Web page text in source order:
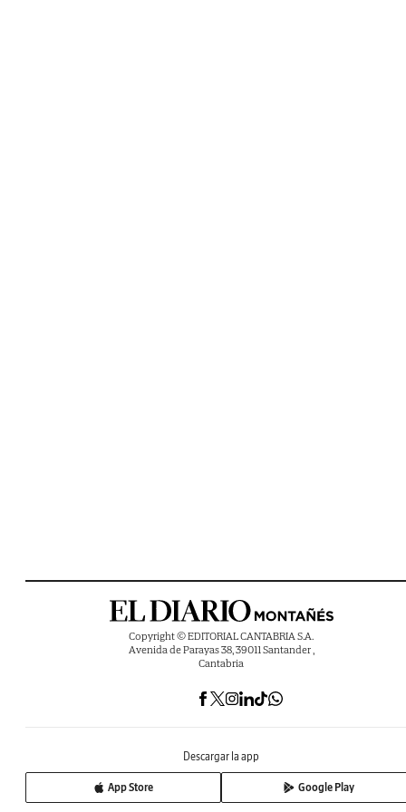
Copyright © EDITORIAL CANTABRIA S.A.
Avenida de Parayas 38, 39011 Santander ,
Cantabria
Descargar la app
App Store Google Play